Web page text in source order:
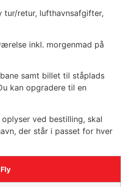
tur/retur, lufthavnsafgifter,
inkl. morgenmad på
samt billet til ståplads
kan opgradere til en
ved bestilling, skal
der står i passet for hver
Fly